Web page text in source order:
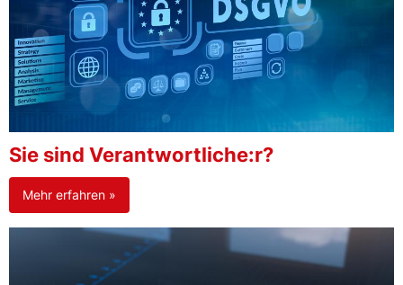
Sie sind Verantwortliche:r?
Mehr erfahren »